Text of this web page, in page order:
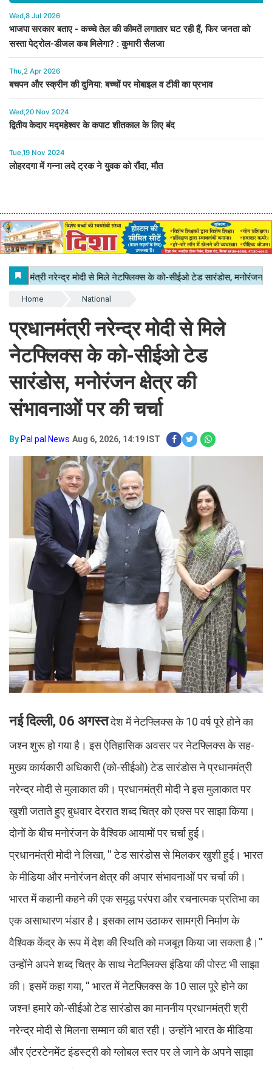
Wed,8 Jul 2026
भाजपा सरकार बताए - कच्चे तेल की कीमतें लगातार घट रही हैं, फिर जनता को
सस्ता पेट्रोल-डीजल कब मिलेगा? : कुमारी सैलजा
Thu,2 Apr 2026
बचपन और स्क्रीन की दुनिया: बच्चों पर मोबाइल व टीवी का प्रभाव
Wed,20 Nov 2024
द्वितीय केदार मद्महेश्वर के कपाट शीतकाल के लिए बंद
Tue,19 Nov 2024
लोहरदगा में गन्ना लदे ट्रक ने युवक को रौंदा, मौत
Home National
प्रधानमंत्री नरेन्द्र मोदी से मिले
नेटफ्लिक्स के को-सीईओ टेड
सारंडोस, मनोरंजन क्षेत्र की
संभावनाओं पर की चर्चा
By Pal pal News Aug 6, 2026, 14:19 IST
नई दिल्ली, 06 अगस्तदेश में नेटफ्लिक्स के 10 वर्ष पूरे होने का
जश्न शुरू हो गया है। इस ऐतिहासिक अवसर पर नेटफ्लिक्स के सह-
मुख्य कार्यकारी अधिकारी (को-सीईओ) टेड सारंडोस ने प्रधानमंत्री
नरेन्द्र मोदी से मुलाकात की। प्रधानमंत्री मोदी ने इस मुलाकात पर
खुशी जताते हुए बुधवार देररात शब्द चित्र को एक्स पर साझा किया।
दोनों के बीच मनोरंजन के वैश्विक आयामों पर चर्चा हुई।
प्रधानमंत्री मोदी ने लिखा, '' टेड सारंडोस से मिलकर खुशी हुई। भारत
के मीडिया और मनोरंजन क्षेत्र की अपार संभावनाओं पर चर्चा की।
भारत में कहानी कहने की एक समृद्ध परंपरा और रचनात्मक प्रतिभा का
एक असाधारण भंडार है। इसका लाभ उठाकर सामग्री निर्माण के
वैश्विक केंद्र के रूप में देश की स्थिति को मजबूत किया जा सकता है।''
उन्होंने अपने शब्द चित्र के साथ नेटफ्लिक्स इंडिया की पोस्ट भी साझा
की। इसमें कहा गया, '' भारत में नेटफ्लिक्स के 10 साल पूरे होने का
जश्न! हमारे को-सीईओ टेड सारंडोस का माननीय प्रधानमंत्री श्री
नरेन्द्र मोदी से मिलना सम्मान की बात रही। उन्होंने भारत के मीडिया
और एंटरटेनमेंट इंडस्ट्री को ग्लोबल स्तर पर ले जाने के अपने साझा